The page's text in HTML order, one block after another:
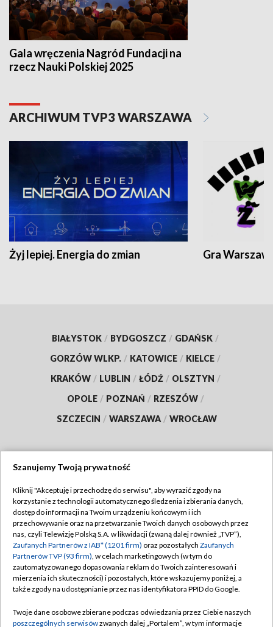
Gala wręczenia Nagród Fundacji na
rzecz Nauki Polskiej 2025
ARCHIWUM TVP3 WARSZAWA
Żyj lepiej. Energia do zmian Gra
BIAŁYSTOK / BYDGOSZCZ / GDAŃSK /
GORZÓW WLKP. / KATOWICE / KIELCE /
KRAKÓW / LUBLIN / ŁÓDŹ / OLSZTYN /
OPOLE / POZNAŃ / RZESZÓW /
SZCZECIN / WARSZAWA / WROCŁAW
TVP
Abonament TVP
Emisja w TVP
Centrum informacji TVP
Naziemna Telewizja Cyfrowa
Rada Programowa
Regulamin TVP
Polityka prywatności
Moje zgody
Pomoc
Kontakt
Szanujemy Twoją prywatność
Kliknij "Akceptuję i przechodzę do serwisu", aby wyrazić zgody na
korzystanie z technologii automatycznego śledzenia i zbierania danych,
dostęp do informacji na Twoim urządzeniu końcowym i ich
przechowywanie oraz na przetwarzanie Twoich danych osobowych przez
nas, czyli Telewizję Polską S.A. w likwidacji (zwaną dalej również „TVP”),
Zaufanych Partnerów z IAB* (1201 firm) oraz pozostałych Zaufanych
Partnerów TVP (93 firm), w celach marketingowych (w tym do
zautomatyzowanego dopasowania reklam do Twoich zainteresowań i
mierzenia ich skuteczności) i pozostałych, które wskazujemy poniżej, a
także zgody na udostępnianie przez nas identyfikatora PPID do Google.
Twoje dane osobowe zbierane podczas odwiedzania przez Ciebie naszych
poszczególnych serwisówzwanych dalej „Portalem”, w tym informacje